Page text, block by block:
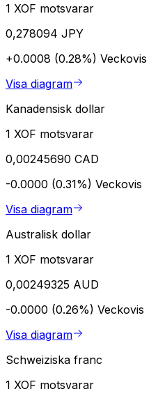
1 XOF motsvarar
0,278094 JPY
+0.0008 (0.28%) Veckovis
Visa diagram
Kanadensisk dollar
1 XOF motsvarar
0,00245690 CAD
-0.0000 (0.31%) Veckovis
Visa diagram
Australisk dollar
1 XOF motsvarar
0,00249325 AUD
-0.0000 (0.26%) Veckovis
Visa diagram
Schweiziska franc
1 XOF motsvarar